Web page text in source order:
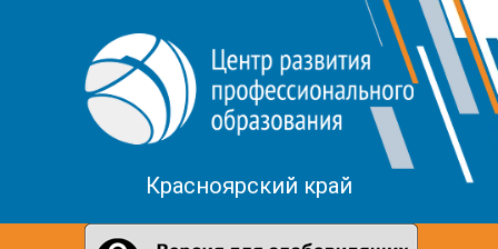
Красноярский край